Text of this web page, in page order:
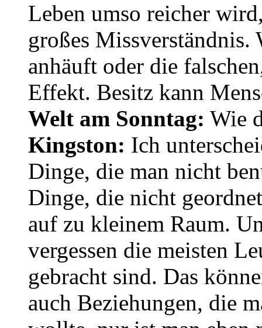
Leben umso reicher
großes
anhäuft oder die
Effekt. Besitz kann
Welt am Sonntag: Wie
Kingston: Ich
Dinge, die man nicht
Dinge, die nicht
auf zu kleinem Raum.
vergessen die meisten
gebracht sind. Das
auch Beziehungen, die